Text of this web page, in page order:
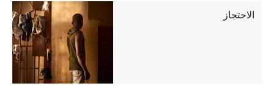
الاحتجاز